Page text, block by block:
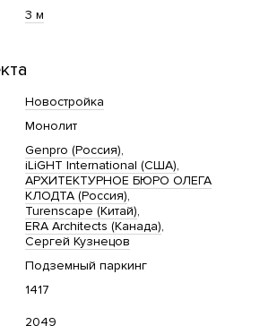
3 м
Новостройка
Монолит
Genpro (Россия)
iLiGHT International (США)
АРХИТЕКТУРНОЕ БЮРО ОЛЕГА
КЛОДТА (Россия)
Turenscape (Китай)
ERA Architects (Канада)
Сергей Кузнецов
Подземный паркинг
1417
2049